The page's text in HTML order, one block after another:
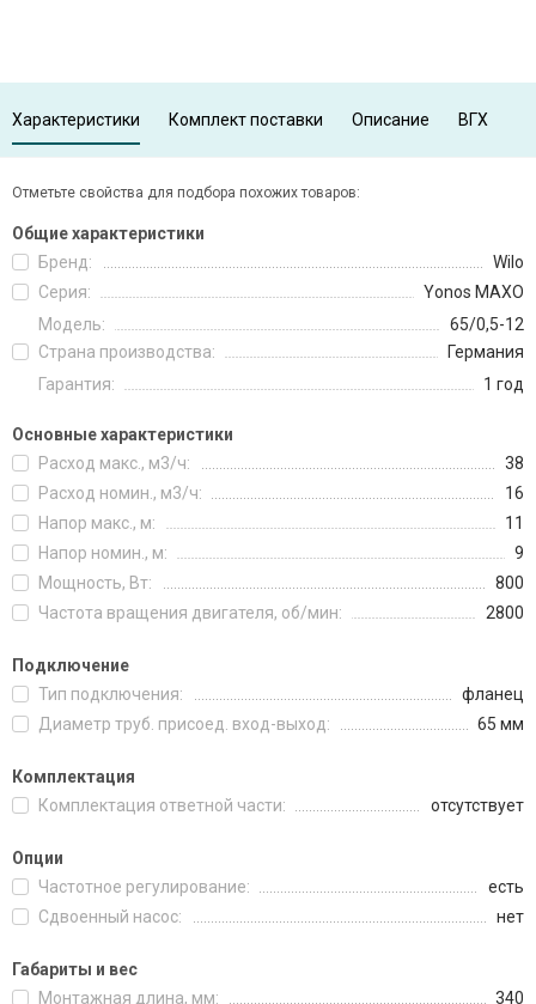
Характеристики Комплект поставки Описание ВГХ
Отметьте свойства для подбора похожих товаров:
Общие характеристики
Бренд:
Wilo
Серия:
Yonos MAXO
Модель:
65/0,5-12
Страна производства:
Германия
Гарантия:
1 год
Основные характеристики
Расход макс., м3/ч:
38
Расход номин., м3/ч:
16
Напор макс., м:
11
Напор номин., м:
9
Мощность, Вт:
800
Частота вращения двигателя, об/мин:
2800
Подключение
Тип подключения:
фланец
Диаметр труб. присоед. вход-выход:
65 мм
Комплектация
Комплектация ответной части:
отсутствует
Опции
Частотное регулирование:
есть
Сдвоенный насос:
нет
Габариты и вес
Монтажная длина, мм:
340